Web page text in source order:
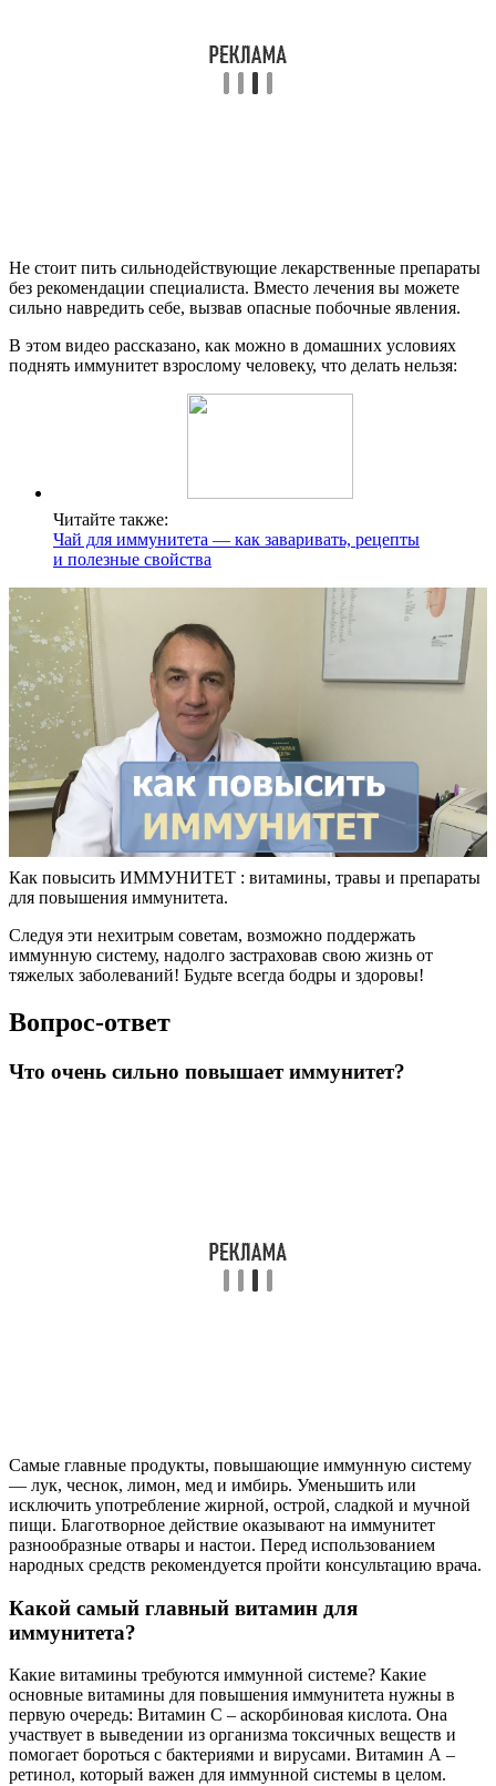
Не стоит пить сильнодействующие лекарственные препараты
без рекомендации специалиста. Вместо лечения вы можете
сильно навредить себе, вызвав опасные побочные явления.
В этом видео рассказано, как можно в домашних условиях
поднять иммунитет взрослому человеку, что делать нельзя:
Читайте также:
Чай для иммунитета — как заваривать, рецепты
и полезные свойства
Как повысить ИММУНИТЕТ : витамины, травы и препараты
для повышения иммунитета.
Следуя эти нехитрым советам, возможно поддержать
иммунную систему, надолго застраховав свою жизнь от
тяжелых заболеваний! Будьте всегда бодры и здоровы!
Вопрос-ответ
Что очень сильно повышает иммунитет?
Самые главные продукты, повышающие иммунную систему
— лук, чеснок, лимон, мед и имбирь. Уменьшить или
исключить употребление жирной, острой, сладкой и мучной
пищи. Благотворное действие оказывают на иммунитет
разнообразные отвары и настои. Перед использованием
народных средств рекомендуется пройти консультацию врача.
Какой самый главный витамин для
иммунитета?
Какие витамины требуются иммунной системе? Какие
основные витамины для повышения иммунитета нужны в
первую очередь: Витамин С – аскорбиновая кислота. Она
участвует в выведении из организма токсичных веществ и
помогает бороться с бактериями и вирусами. Витамин А –
ретинол, который важен для иммунной системы в целом.